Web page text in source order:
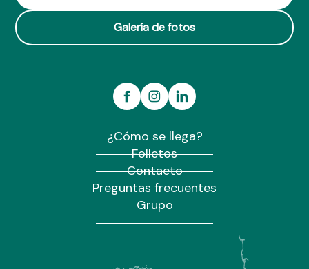
Galería de fotos
¿Cómo se llega?
Folletos
Contacto
Preguntas frecuentes
Grupo